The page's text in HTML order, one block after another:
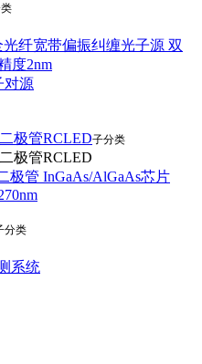
光纤宽带偏振纠缠光子源 双
度2nm
对源
极管RCLED子分类
极管RCLED
极管 InGaAs/AlGaAs芯片
分类
系统